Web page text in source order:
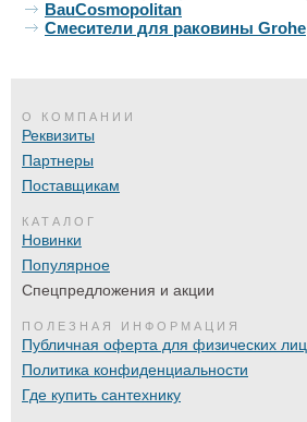
BauCosmopolitan
Смесители для раковины Grohe
О КОМПАНИИ
Реквизиты
Партнеры
Поставщикам
КАТАЛОГ
Новинки
Популярное
Спецпредложения и акции
ПОЛЕЗНАЯ ИНФОРМАЦИЯ
Публичная оферта для физических лиц
Политика конфиденциальности
Где купить сантехнику